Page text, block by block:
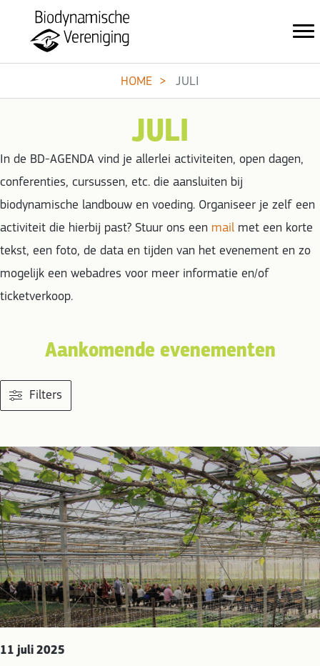
HOME JULI
JULI
In de BD-AGENDA vind je allerlei activiteiten, open dagen,
conferenties, cursussen, etc. die aansluiten bij
biodynamische landbouw en voeding. Organiseer je zelf een
activiteit die hierbij past? Stuur ons een mail met een korte
tekst, een foto, de data en tijden van het evenement en zo
mogelijk een webadres voor meer informatie en/of
ticketverkoop.
Aankomende evenementen
Filters
11 juli 2025